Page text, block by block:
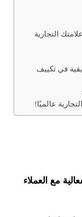
التجارية
في تكييف
عالميًا!
مع العملاء